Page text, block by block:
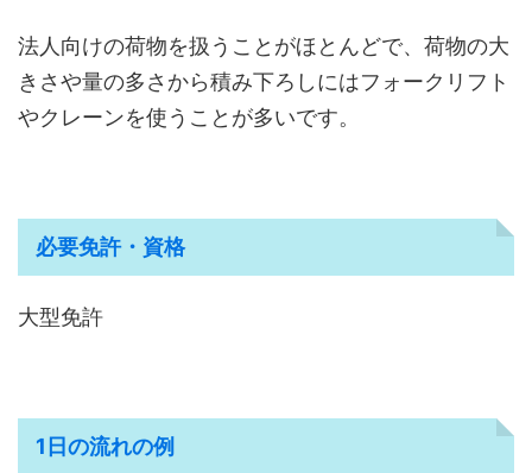
法人向けの荷物を扱うことがほとんどで、荷物の大
きさや量の多さから積み下ろしにはフォークリフト
やクレーンを使うことが多いです。
必要免許・資格
大型免許
1日の流れの例